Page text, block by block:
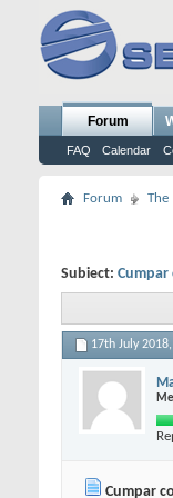
Forum
FAQ Calendar
Forum The
Subiect:
17th July 2018,
Cumpar